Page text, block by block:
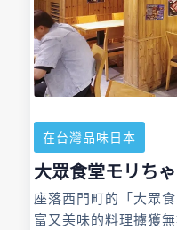
在台灣品味日本
大眾食堂モリち
座落西門町的「大眾
富又美味的料理擄獲